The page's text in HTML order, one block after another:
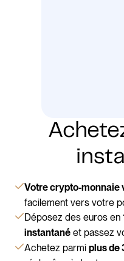
Achetez parmi plus de
Déposez des euros en
instantané et passez
Votre crypto-monnaie
facilement vers votre